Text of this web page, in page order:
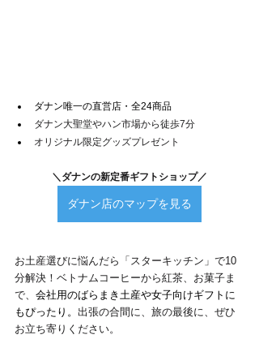
ダナン唯一の直営店・全24商品
ダナン大聖堂やハン市場から徒歩7分
オリジナル限定グッズプレゼント
＼ダナンの新定番ギフトショップ／
ダナン店のマップを見る
お土産選びに悩んだら「スターキッチン」で10
分解決！ベトナムコーヒーから紅茶、お菓子ま
で、 会社用のばらまき土産や女子向けギフトに
もぴったり。 出張の合間に、旅の最後に、ぜひ
お立ち寄りください。